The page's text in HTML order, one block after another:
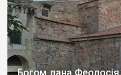
Богом дана